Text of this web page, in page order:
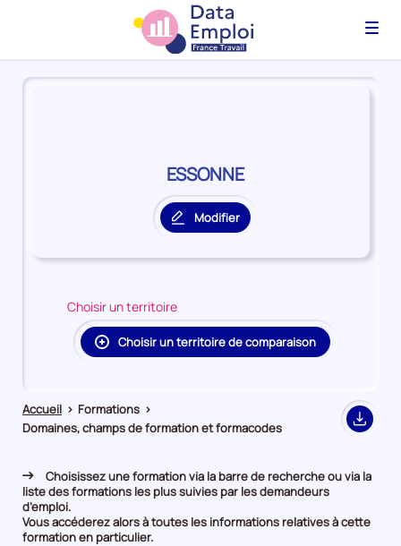
Menu
Panorama
ESSONNE
Modifier
le
principal
Choisir un territoire
Choisir un territoire de comparaison
Accueil > Formations >
Domaines, champs de formation et formacodes
Export
Choisissez une formation via la barre de recherche ou via la
liste des formations les plus suivies par les demandeurs
d’emploi.
Vous accéderez alors à toutes les informations relatives à cette
formation en particulier.